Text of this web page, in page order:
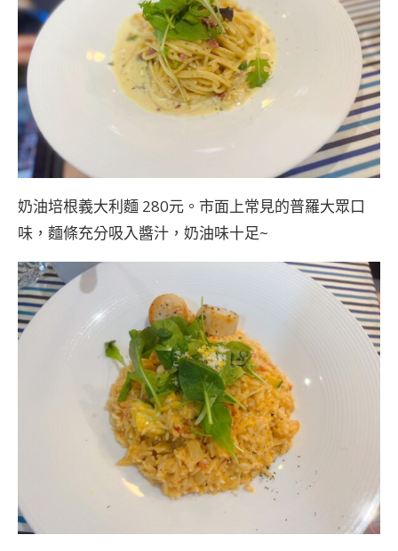
奶油培根義大利麵 280元。市面上常見的普羅大眾口
味，麵條充分吸入醬汁，奶油味十足~